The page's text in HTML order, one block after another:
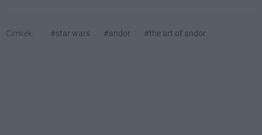
Címkék: #star wars #andor #the art of andor